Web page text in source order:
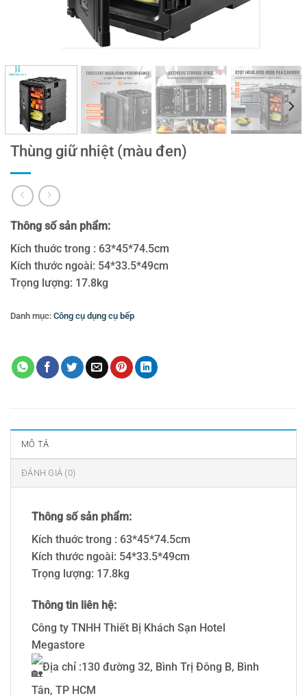
Thùng giữ nhiệt (màu đen)
Thông số sản phẩm:
Kích thuớc trong : 63*45*74.5cm
Kích thước ngoài: 54*33.5*49cm
Trọng lượng: 17.8kg
Danh mục: Công cụ dụng cụ bếp
MÔ TẢ
ĐÁNH GIÁ (0)
Thông số sản phẩm:
Kích thuớc trong : 63*45*74.5cm
Kích thước ngoài: 54*33.5*49cm
Trọng lượng: 17.8kg
Thông tin liên hệ:
Công ty TNHH Thiết Bị Khách Sạn Hotel
Megastore
Địa chỉ :130 đường 32, Bình Trị Đông B, Bình
Tân, TP HCM